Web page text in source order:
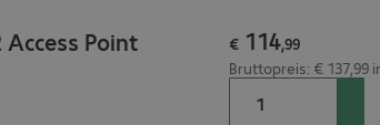
Point € 114,99
Bruttopreis: € 137,99